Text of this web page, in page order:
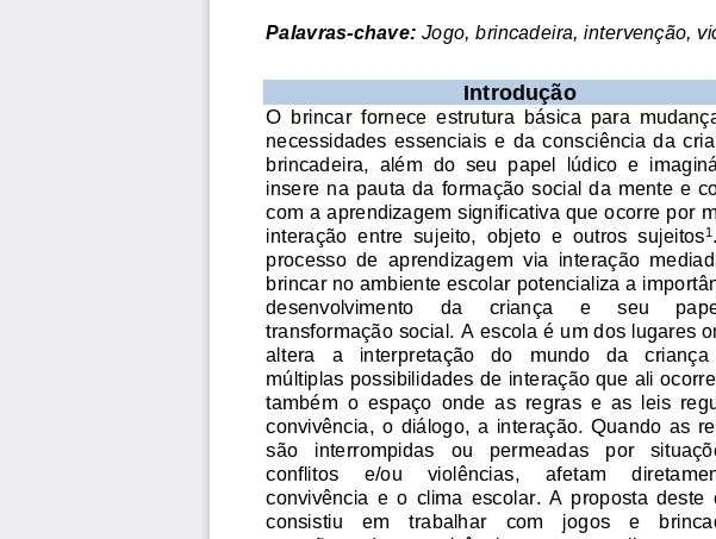
Palavras-chave: Jogo, brincadeira, intervenção,
Introdução
O  brincar  fornece  estrutura  básica  para
necessidades  essenciais  e da  consciência da
brincadeira
além  do  seu  papel  lúdico  e
insere na pauta da formação social da mente e
com a aprendizagem significativa que ocorre por
interação  entre  sujeito,  objeto  e  outros  sujeitos1
processo de  aprendizagem  via  interação
brincar no ambiente escolar potencializa a
desenvolvimento     da     criança     e     seu
transformação social. A escola é um dos lugares
altera   a
interpretação   do   mundo da
criança
múltiplas possibilidades de interação que ali
também o  espaço  onde  as  regras  e  as  leis
convivência,  o diálogo,  a  interação.  Quando as
são   interrompidas   ou   permeadas
por
conflitos     e/ou     violências ,     afetam dire
convivência  e o  clima escolar.
A  proposta  deste
consistiu   em   trabalhar
com
jogos   e